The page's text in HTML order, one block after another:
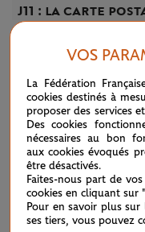
J11 : la carte
FIL
05/06 J11 : la carte
12/06 INFO Double
10/06 INFO Mahut-
29/05 Jour 4 : les 10
VOS
La Fédération
cookies destinés à
proposer des services
Des cookies
nécessaires au bon
aux cookies évoqués
être désactivés.
Faites-nous part de
cookies en cliquant sur
Pour en savoir plus
ses tiers, vous pouvez